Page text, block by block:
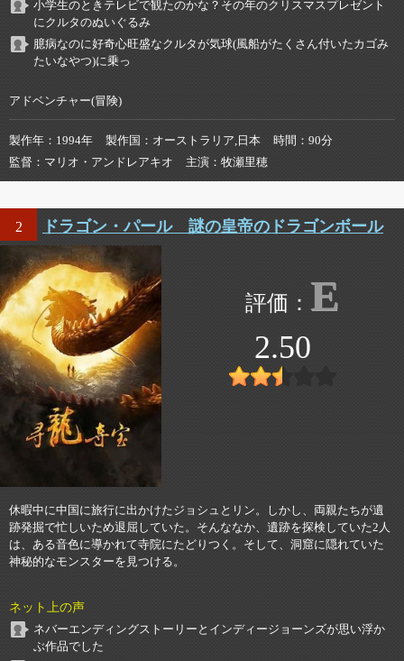
小学生のときテレビで観たのかな？その年のクリスマスプレゼント
にクルタのぬいぐるみ
臆病なのに好奇心旺盛なクルタが気球(風船がたくさん付いたカゴみ
たいなやつ)に乗っ
アドベンチャー(冒険)
製作年 1994年 製作国 オーストラリア,日本 時間
90分
監督
マリオ・アンドレアキオ 主演 牧瀬里穂
2 ドラゴン・パール 謎の皇帝のドラゴンボール
E
2.50
休暇中に中国に旅行に出かけたジョシュとリン。しかし、両親たちが遺
跡発掘で忙しいため退屈していた。そんななか、遺跡を探検していた2人
は、ある音色に導かれて寺院にたどりつく。そして、洞窟に隠れていた
神秘的なモンスターを見つける。
ネット上の声
ネバーエンディングストーリーとインディージョーンズが思い浮か
ぶ作品でした